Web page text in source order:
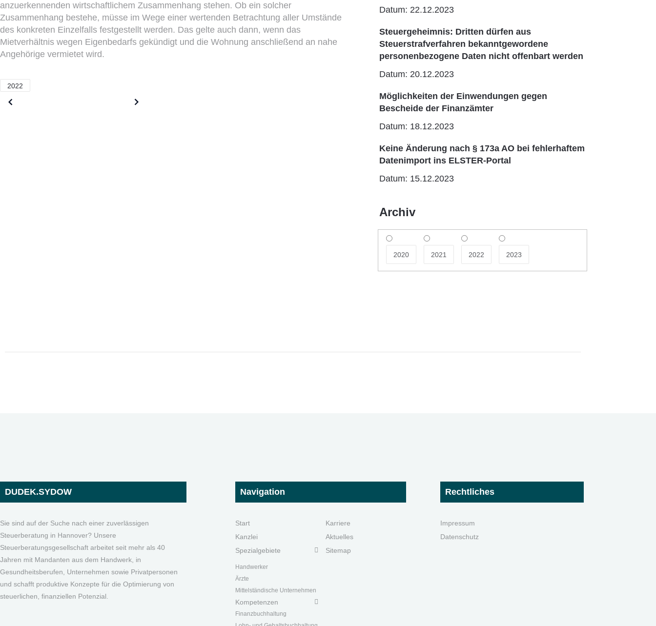
anzuerkennenden wirtschaftlichem Zusammenhang stehen. Ob ein solcher
Zusammenhang bestehe, müsse im Wege einer wertenden Betrachtung aller Umstände
des konkreten Einzelfalls festgestellt werden. Das gelte auch dann, wenn das
Mietverhältnis wegen Eigenbedarfs gekündigt und die Wohnung anschließend an nahe
Angehörige vermietet wird.
2022
Datum: 22.12.2023
Steuergeheimnis: Dritten dürfen aus
Steuerstrafverfahren bekanntgewordene
personenbezogene Daten nicht offenbart werden
Datum: 20.12.2023
Möglichkeiten der Einwendungen gegen
Bescheide der Finanzämter
Datum: 18.12.2023
Keine Änderung nach § 173a AO bei fehlerhaftem
Datenimport ins ELSTER-Portal
Datum: 15.12.2023
Archiv
2020 2021 2022 2023
DUDEK.SYDOW
Sie sind auf der Suche nach einer zuverlässigen
Steuerberatung in Hannover? Unsere
Steuerberatungsgesellschaft arbeitet seit mehr als 40
Jahren mit Mandanten aus dem Handwerk, in
Gesundheitsberufen, Unternehmen sowie Privatpersonen
und schafft produktive Konzepte für die Optimierung von
steuerlichen, finanziellen Potenzial.
Navigation
Start
Kanzlei
Spezialgebiete
Handwerker
Ärzte
Mittelständische Unternehmen
Kompetenzen
Finanzbuchhaltung
Karriere
Aktuelles
Sitemap
Rechtliches
Impressum
Datenschutz